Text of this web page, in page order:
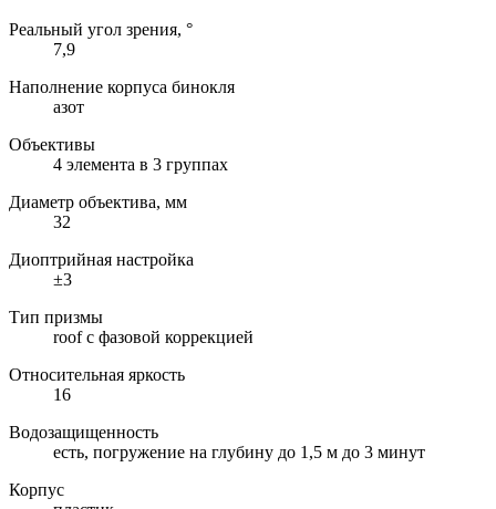
Реальный угол зрения, °
7,9
Наполнение корпуса бинокля
азот
Объективы
4 элемента в 3 группах
Диаметр объектива, мм
32
Диоптрийная настройка
±3
Тип призмы
roof с фазовой коррекцией
Относительная яркость
16
Водозащищенность
есть, погружение на глубину до 1,5 м до 3 минут
Корпус